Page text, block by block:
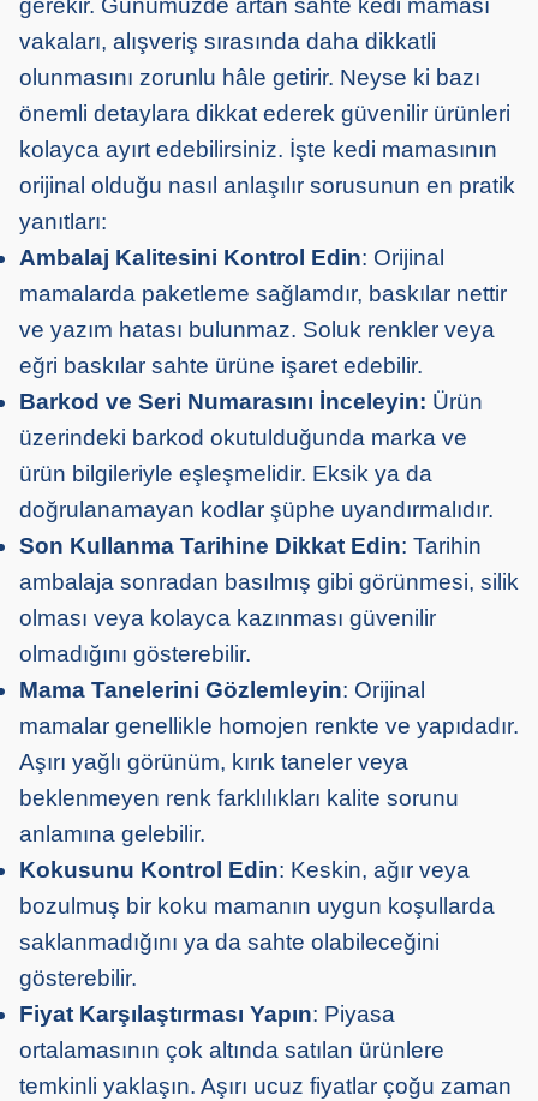
gerekir. Günümüzde artan sahte kedi maması
vakaları, alışveriş sırasında daha dikkatli
olunmasını zorunlu hâle getirir. Neyse ki bazı
önemli detaylara dikkat ederek güvenilir ürünleri
kolayca ayırt edebilirsiniz. İşte kedi mamasının
orijinal olduğu nasıl anlaşılır sorusunun en pratik
yanıtları:
Ambalaj Kalitesini Kontrol Edin: Orijinal
mamalarda paketleme sağlamdır, baskılar nettir
ve yazım hatası bulunmaz. Soluk renkler veya
eğri baskılar sahte ürüne işaret edebilir.
Barkod ve Seri Numarasını İnceleyin: Ürün
üzerindeki barkod okutulduğunda marka ve
ürün bilgileriyle eşleşmelidir. Eksik ya da
doğrulanamayan kodlar şüphe uyandırmalıdır.
Son Kullanma Tarihine Dikkat Edin: Tarihin
ambalaja sonradan basılmış gibi görünmesi, silik
olması veya kolayca kazınması güvenilir
olmadığını gösterebilir.
Mama Tanelerini Gözlemleyin: Orijinal
mamalar genellikle homojen renkte ve yapıdadır.
Aşırı yağlı görünüm, kırık taneler veya
beklenmeyen renk farklılıkları kalite sorunu
anlamına gelebilir.
Kokusunu Kontrol Edin: Keskin, ağır veya
bozulmuş bir koku mamanın uygun koşullarda
saklanmadığını ya da sahte olabileceğini
gösterebilir.
Fiyat Karşılaştırması Yapın: Piyasa
ortalamasının çok altında satılan ürünlere
temkinli yaklaşın. Aşırı ucuz fiyatlar çoğu zaman